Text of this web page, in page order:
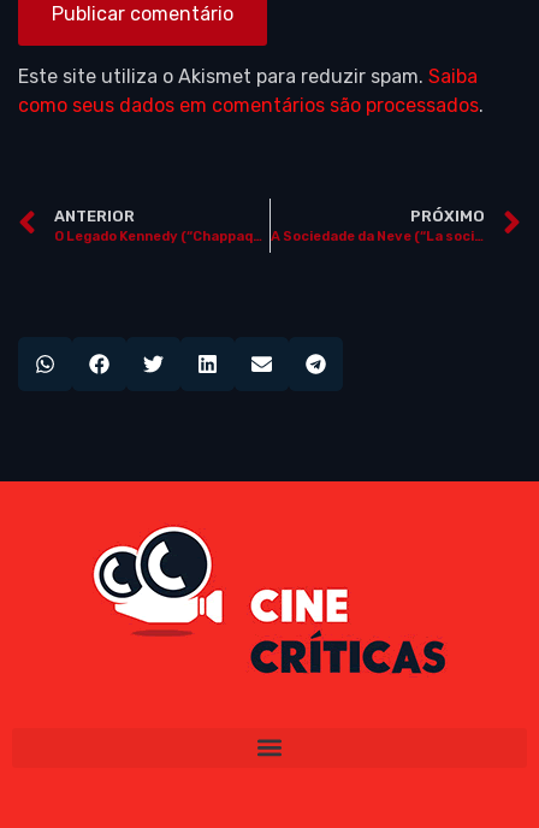
Este site utiliza o Akismet para reduzir spam. Saiba
como seus dados em comentários são processados.
ANTERIOR
O Legado Kennedy (“Chappaquiddick”)
PRÓXIMO
A Sociedade da Neve (“La sociedad de la nieve”)